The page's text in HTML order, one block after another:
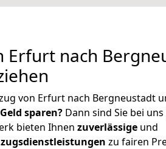
Erfurt nach
von Erfurt nach Bergneustadt
sparen? Dann sind Sie bei
bieten Ihnen zuverlässige und
zu fairen